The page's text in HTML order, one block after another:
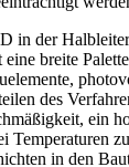
in der
breite
des
ein
Temperaturen
in den